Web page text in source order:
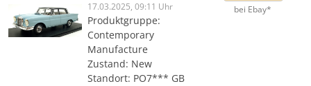
17.03.2025, 09:11 Uhr
Produktgruppe:
Contemporary
Manufacture
Zustand: New
Standort: PO7*** GB
bei Ebay*